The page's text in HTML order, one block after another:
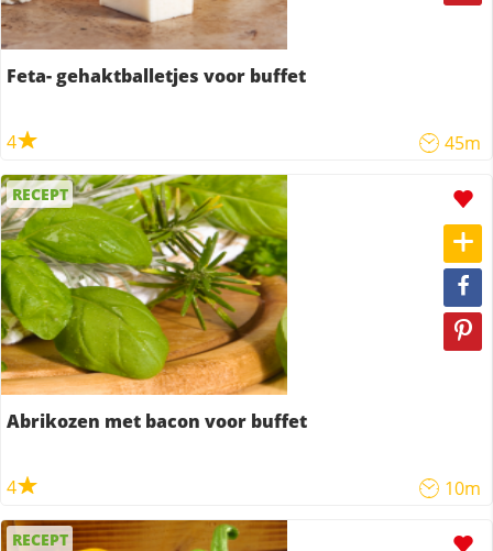
Feta- gehaktballetjes voor buffet
4 45m
RECEPT
Abrikozen met bacon voor buffet
4 10m
RECEPT